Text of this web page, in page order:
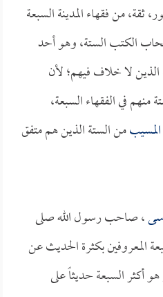
ثقة، من فقهاء المدينة السبعة
الكتب الستة، وهو أحد
الذين لا خلاف فيهم؛ لأن
منهم في الفقهاء السبعة،
من الستة الذين هم متفق
، صاحب رسول الله صلى
المعروفين بكثرة الحديث عن
أكثر السبعة حديثاً على